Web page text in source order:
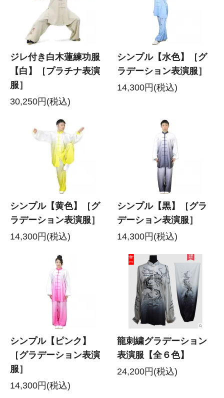
ジレ付き白木蓮練功服
【白】［プラチナ表演
服］
30,250円(税込)
シンプル【水色】［グ
ラデーション表演服］
14,300円(税込)
シンプル【黄色】［グ
ラデーション表演服］
14,300円(税込)
シンプル【黒】［グラ
デーション表演服］
14,300円(税込)
シンプル【ピンク】
［グラデーション表演
服］
14,300円(税込)
龍刺繍グラデーション
表演服【全６色】
24,200円(税込)